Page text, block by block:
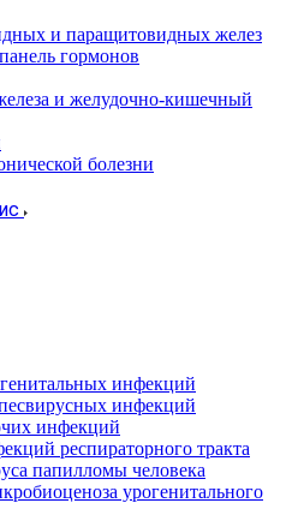
и паращитовидных желез
гормонов
и желудочно-кишечный
болезни
инфекций
инфекций
инфекций
респираторного тракта
папилломы человека
урогенитального